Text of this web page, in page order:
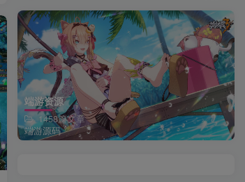
端游资源
1458篇文章
端游源码